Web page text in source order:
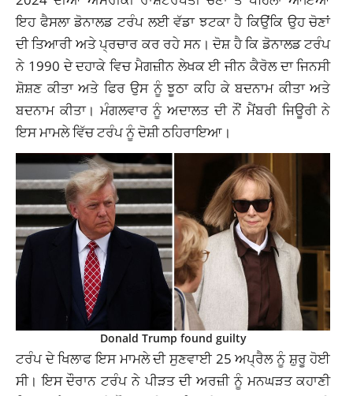
ਇਹ ਫੈਸਲਾ ਡੋਨਾਲਡ ਟਰੰਪ ਲਈ ਵੱਡਾ ਝਟਕਾ ਹੈ ਕਿਉਂਕਿ ਉਹ ਚੋਣਾਂ
ਦੀ ਤਿਆਰੀ ਅਤੇ ਪ੍ਰਚਾਰ ਕਰ ਰਹੇ ਸਨ। ਦੋਸ਼ ਹੈ ਕਿ ਡੋਨਾਲਡ ਟਰੰਪ
ਨੇ 1990 ਦੇ ਦਹਾਕੇ ਵਿਚ ਮੈਗਜ਼ੀਨ ਲੇਖਕ ਈ ਜੀਨ ਕੈਰੋਲ ਦਾ ਜਿਨਸੀ
ਸ਼ੋਸ਼ਣ ਕੀਤਾ ਅਤੇ ਫਿਰ ਉਸ ਨੂੰ ਝੂਠਾ ਕਹਿ ਕੇ ਬਦਨਾਮ ਕੀਤਾ ਅਤੇ
ਬਦਨਾਮ ਕੀਤਾ। ਮੰਗਲਵਾਰ ਨੂੰ ਅਦਾਲਤ ਦੀ ਨੌਂ ਮੈਂਬਰੀ ਜਿਊਰੀ ਨੇ
ਇਸ ਮਾਮਲੇ ਵਿੱਚ ਟਰੰਪ ਨੂੰ ਦੋਸ਼ੀ ਠਹਿਰਾਇਆ।
Donald Trump found guilty
ਟਰੰਪ ਦੇ ਖਿਲਾਫ ਇਸ ਮਾਮਲੇ ਦੀ ਸੁਣਵਾਈ 25 ਅਪ੍ਰੈਲ ਨੂੰ ਸ਼ੁਰੂ ਹੋਈ
ਸੀ। ਇਸ ਦੌਰਾਨ ਟਰੰਪ ਨੇ ਪੀੜਤ ਦੀ ਅਰਜ਼ੀ ਨੂੰ ਮਨਘੜਤ ਕਹਾਣੀ